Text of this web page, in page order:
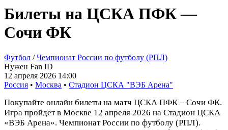
Билеты на ЦСКА ПФК —
Сочи ФК
Футбол /Чемпионат России по футболу (РПЛ)
Нужен Fan ID
12 апреля 2026 14:00
Россия • Москва • Стадион ЦСКА "ВЭБ Арена"
Покупайте онлайн билеты на матч ЦСКА ПФК – Сочи ФК.
Игра пройдет в Москве 12 апреля 2026 на Стадион ЦСКА
«ВЭБ Арена». Чемпионат России по футболу (РПЛ).